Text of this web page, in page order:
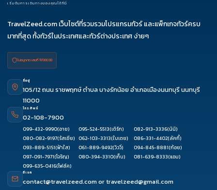
เริ่มต้นการเดินทางของคุณได้ที่นี่
TravelZeed.com เว็บไซต์ที่รวมรวมโปรแกรมทัวร์ และแพ็กเกจทัวร์ครบ
มากที่สุด ทั้งทัวร์ในประเทศและทัวร์ต่างประเทศ ง่ายๆ
ใบอนุญาต เลขที่ 11/08038
ที่อยู่
105/12 ถนน ราชพฤกษ์ ตำบล บางรักน้อย อำเภอเมืองนนทบุรี นนทบุรี
11000
โทรศัพท์
02-108-7900
099-432-9990(อาย) 095-524-5513(เติร์ก) 082-913-3336(นินิ)
080-082-9197(รัสเซีย) 062-103-3313(ใบเตย) 086-331-4402(ลัคกี้)
093-889-5151(ฟ้าใส) 061-889-9492(วิววี่) 094-845-8881(ก้อย)
097-091-7971(โจริญ) 080-394-3310(เก็บ) 081-639-8333(แอม)
099-635-0416(โฟล์ค)
อีเมล
contact@travelzeed.comortravelzeed@gmail.com